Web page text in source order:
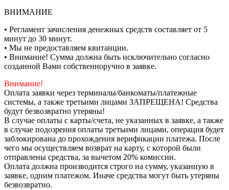
ВНИМАНИЕ
• Регламент зачисления денежных средств составляет от 5
минут до 30 минут.
• Мы не предоставляем квитанции.
• Внимание! Сумма должна быть исключительно согласно
созданной Вами собственноручно в заявке.
Внимание!
Оплата заявки через терминалы/банкоматы/платежные
системы, а также третьими лицами ЗАПРЕЩЕНА! Средства
будут безвозвратно утеряны!
В случае оплаты с карты/счета, не указанных в заявке, а также
в случае подозрения оплаты третьими лицами, операция будет
заблокирована до прохождения верификации платежа. После
чего мы осуществляем возврат на карту, с которой были
отправлены средства, за вычетом 20% комиссии.
Оплата должна производится строго на сумму, указанную в
заявке, одним платежом. Иначе средства могут быть утеряны
безвозвратно.